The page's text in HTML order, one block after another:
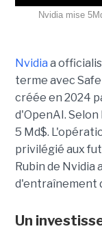
Nvidia mise
Nvidia a
terme avec
créée en 2024
d'OpenAI.
5 Md$.
privilégié aux
Rubin de Nvidia
d'entraînement
Un